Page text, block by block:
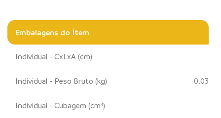
Embalagens do Ítem
Individual - CxLxA (cm)
Individual - Peso Bruto (kg) 0.03
Individual - Cubagem (cm³)